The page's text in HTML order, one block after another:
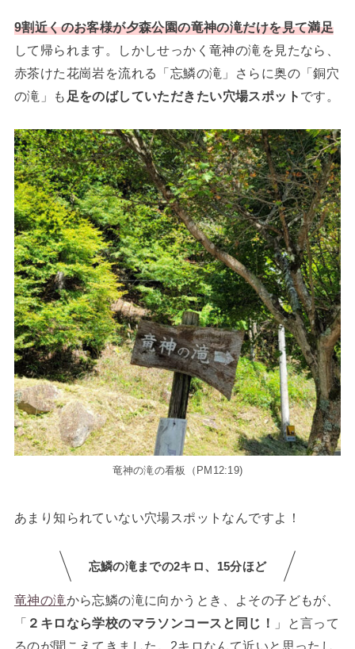
9割近くのお客様が夕森公園の竜神の滝だけを見て満足
して帰られます。しかしせっかく竜神の滝を見たなら、
赤茶けた花崗岩を流れる「忘鱗の滝」さらに奥の「銅穴
の滝」も 足をのばしていただきたい穴場スポット です。
竜神の滝の看板（PM12:19)
あまり知られていない穴場スポットなんですよ！
忘鱗の滝までの2キロ、15分ほど
竜神の滝から忘鱗の滝に向かうとき、よその子どもが、
「 ２キロなら学校のマラソンコースと同じ！
」と言って
るのが聞こえてきました。2キロなんて近いと思ったし